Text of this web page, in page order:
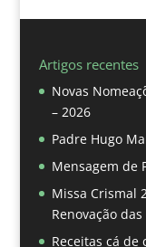
Artigos recentes
Novas
– 2026
Padre Hugo
Mensagem de
Missa Crismal
Renovação
Receitas cá de